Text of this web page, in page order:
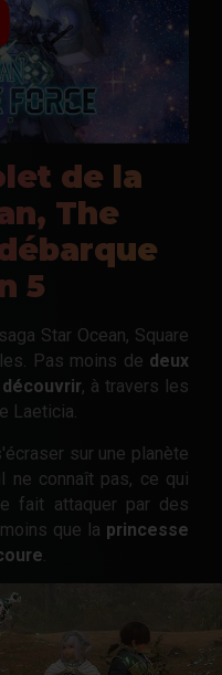
de la
The
5
Star Ocean, Square
Pas moins de deux
, à travers les
Laeticia.
sur une planète
ne connaît pas, ce qui
fait attaquer par des
que la princesse
.